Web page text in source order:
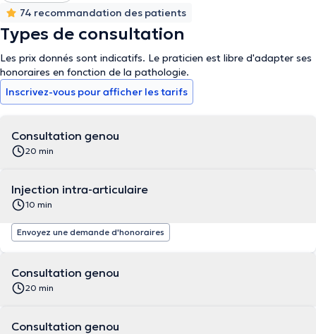
74 recommandation des patients
Types de consultation
Les prix donnés sont indicatifs. Le praticien est libre d'adapter ses
honoraires en fonction de la pathologie.
Inscrivez-vous pour afficher les tarifs
Consultation genou
20 min
Injection intra-articulaire
10 min
Envoyez une demande d'honoraires
Consultation genou
20 min
Consultation genou